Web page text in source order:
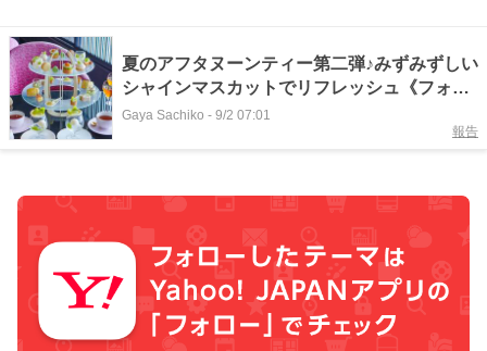
夏のアフタヌーンティー第二弾♪みずみずしい
シャインマスカットでリフレッシュ《フォシ
ョンホテル京都》
Gaya Sachiko - 9/2 07:01
報告